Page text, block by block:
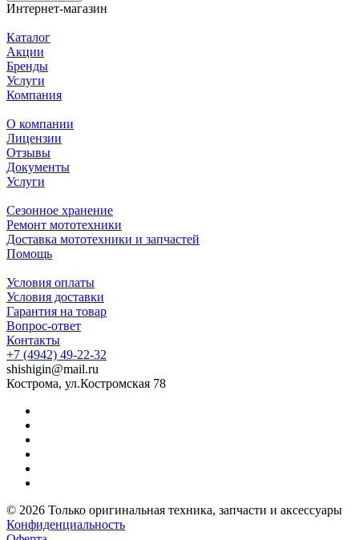
Интернет-магазин
Каталог
Акции
Бренды
Услуги
Компания
О компании
Лицензии
Отзывы
Документы
Услуги
Сезонное хранение
Ремонт мототехники
Доставка мототехники и запчастей
Помощь
Условия оплаты
Условия доставки
Гарантия на товар
Вопрос-ответ
Контакты
+7 (4942) 49-22-32
shishigin@mail.ru
Кострома, ул.Костромская 78
© 2026 Только оригинальная техника, запчасти и аксессуары
Конфиденциальность